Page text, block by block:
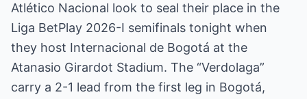
Atlético Nacional look to seal their place in the
Liga BetPlay 2026-I semifinals tonight when
they host Internacional de Bogotá at the
Atanasio Girardot Stadium. The “Verdolaga”
carry a 2-1 lead from the first leg in Bogotá,